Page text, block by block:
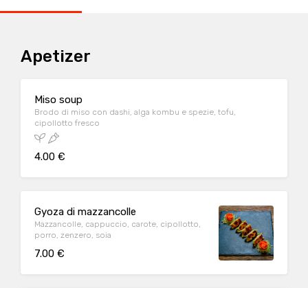
Apetizer
Miso soup
Brodo di miso con dashi, alga kombu e spezie, tofu,
cipollotto fresco
4.00 €
Gyoza di mazzancolle
Mazzancolle, cappuccio, carote, cipollotto,
porro, zenzero, soia
7.00 €